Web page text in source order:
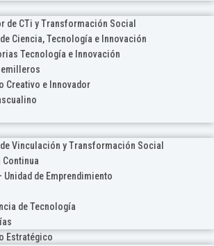
de CTi y Transformación Social
Ciencia, Tecnología e Innovación
Tecnología e Innovación
Creativo e Innovador
Vinculación y Transformación Social
Continua
Unidad de Emprendimiento
de Tecnología
Estratégico